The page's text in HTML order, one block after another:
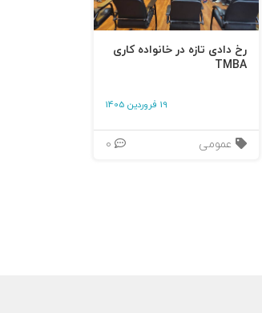
رخ دادی تازه در خانواده کاری
TMBA
19 فروردین 1405
عمومی